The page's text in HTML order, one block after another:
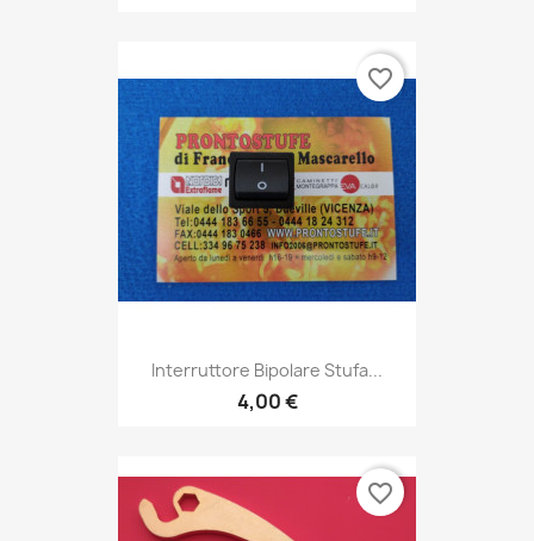
Interruttore Bipolare Stufa...
4,00 €
favorite_border
favorite_border